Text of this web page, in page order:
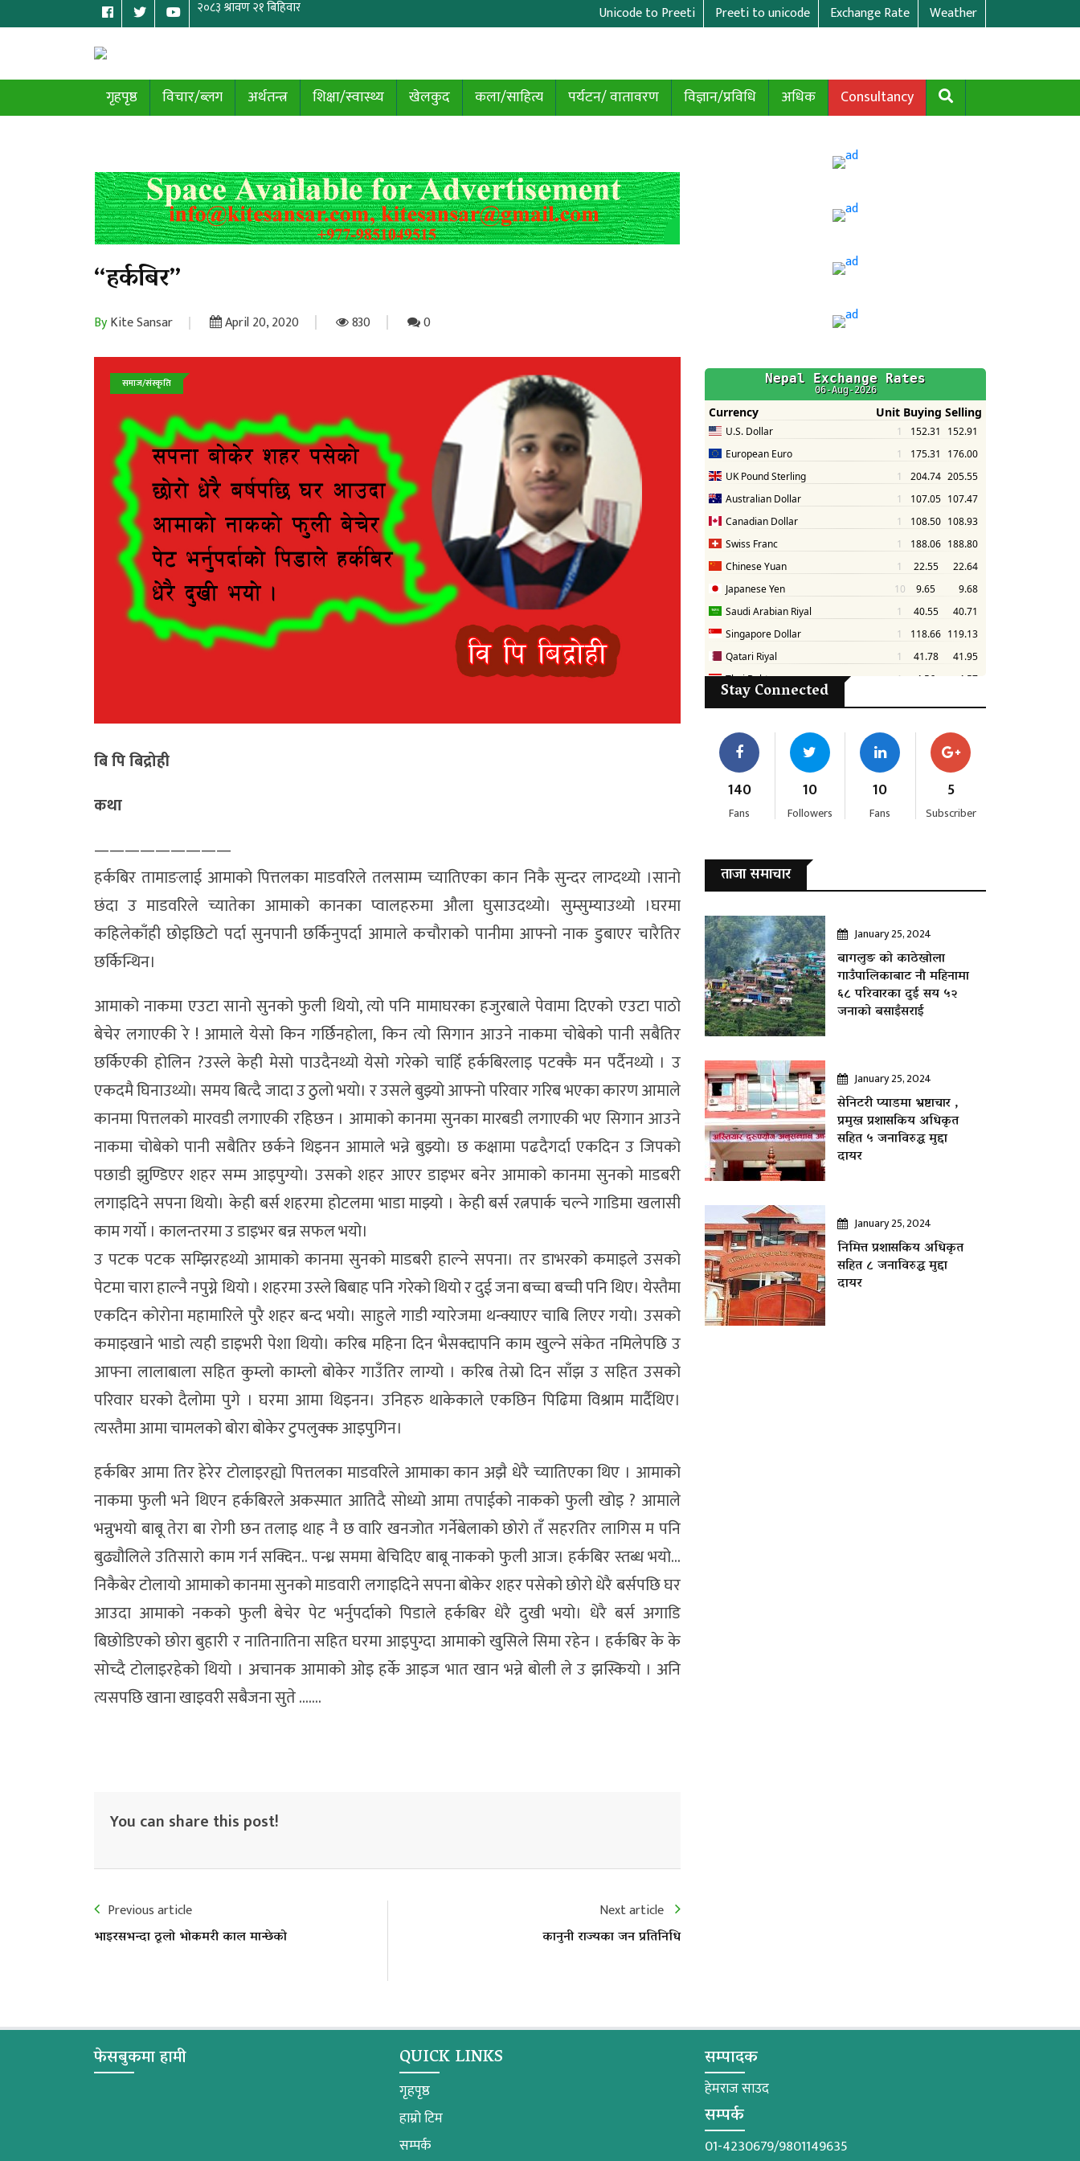
Unicode to Preeti Preeti to unicode Exchange Rate Weather
गृहपृष्ठ विचार/ब्लग अर्थतन्त्र शिक्षा/स्वास्थ्य खेलकुद कला/साहित्य पर्यटन/ वातावरण विज्ञान/प्रविधि अधिक Consultancy
“हर्कबिर”
ByKite Sansar April 20, 2020 830 0
समाज/संस्कृति
बि पि बिद्रोही
कथा
—————————
हर्कबिर तामाङलाई आमाको पित्तलका माडवरिले तलसाम्म च्यातिएका कान निकै सुन्दर लाग्दथ्यो ।सानो
छंदा उ माडवरिले च्यातेका आमाको कानका प्वालहरुमा औला घुसाउदथ्यो। सुम्सुम्याउथ्यो ।घरमा
कहिलेकाँही छोइछिटो पर्दा सुनपानी छर्किनुपर्दा आमाले कचौराको पानीमा आफ्नो नाक डुबाएर चारैतिर
छर्किन्थिन।
आमाको नाकमा एउटा सानो सुनको फुली थियो, त्यो पनि मामाघरका हजुरबाले पेवामा दिएको एउटा पाठो
बेचेर लगाएकी रे ! आमाले येसो किन गर्छिनहोला, किन त्यो सिगान आउने नाकमा चोबेको पानी सबैतिर
छर्किएकी होलिन ?उस्ले केही मेसो पाउदैनथ्यो येसो गरेको चाहिँ हर्कबिरलाइ पटक्कै मन पर्दैनथ्यो । उ
एकदमै घिनाउथ्यो। समय बित्दै जादा उ ठुलो भयो। र उसले बुझ्यो आफ्नो परिवार गरिब भएका कारण आमाले
कानमा पित्तलको मारवडी लगाएकी रहिछन । आमाको कानमा सुनका मारबडी लगाएकी भए सिगान आउने
नाकमा चोबेको पानी सबैतिर छर्कने थिइनन आमाले भन्ने बुझ्यो। छ कक्षामा पढदैगर्दा एकदिन उ जिपको
पछाडी झुण्डिएर शहर सम्म आइपुग्यो। उसको शहर आएर डाइभर बनेर आमाको कानमा सुनको माडबरी
लगाइदिने सपना थियो। केही बर्स शहरमा होटलमा भाडा माझ्यो । केही बर्स रत्नपार्क चल्ने गाडिमा खलासी
काम गर्यो । कालन्तरमा उ डाइभर बन्न सफल भयो।
उ पटक पटक सम्झिरहथ्यो आमाको कानमा सुनको माडबरी हाल्ने सपना। तर डाभरको कमाइले उसको
पेटमा चारा हाल्नै नपुग्ने थियो । शहरमा उस्ले बिबाह पनि गरेको थियो र दुई जना बच्चा बच्ची पनि थिए। येस्तैमा
एकदिन कोरोना महामारिले पुरै शहर बन्द भयो। साहुले गाडी ग्यारेजमा थन्क्याएर चाबि लिएर गयो। उसको
कमाइखाने भाडो त्यही डाइभरी पेशा थियो। करिब महिना दिन भैसक्दापनि काम खुल्ने संकेत नमिलेपछि उ
आफ्ना लालाबाला सहित कुम्लो काम्लो बोकेर गाउँतिर लाग्यो । करिब तेस्रो दिन साँझ उ सहित उसको
परिवार घरको दैलोमा पुगे । घरमा आमा थिइनन। उनिहरु थाकेकाले एकछिन पिढिमा विश्राम मार्दैथिए।
त्यस्तैमा आमा चामलको बोरा बोकेर टुपलुक्क आइपुगिन।
हर्कबिर आमा तिर हेरेर टोलाइरह्यो पित्तलका माडवरिले आमाका कान अझै धेरै च्यातिएका थिए । आमाको
नाकमा फुली भने थिएन हर्कबिरले अकस्मात आतिदै सोध्यो आमा तपाईको नाकको फुली खोइ ? आमाले
भन्नुभयो बाबू तेरा बा रोगी छन तलाइ थाह नै छ वारि खनजोत गर्नेबेलाको छोरो तँ सहरतिर लागिस म पनि
बुढ्यौलिले उतिसारो काम गर्न सक्दिन.. पन्ध्र सममा बेचिदिए बाबू नाकको फुली आज। हर्कबिर स्तब्ध भयो…
निकैबेर टोलायो आमाको कानमा सुनको माडवारी लगाइदिने सपना बोकेर शहर पसेको छोरो धेरै बर्सपछि घर
आउदा आमाको नकको फुली बेचेर पेट भर्नुपर्दाको पिडाले हर्कबिर धेरै दुखी भयो। धेरै बर्स अगाडि
बिछोडिएको छोरा बुहारी र नातिनातिना सहित घरमा आइपुग्दा आमाको खुसिले सिमा रहेन । हर्कबिर के के
सोच्दै टोलाइरहेको थियो । अचानक आमाको ओइ हर्के आइज भात खान भन्ने बोली ले उ झस्कियो । अनि
त्यसपछि खाना खाइवरी सबैजना सुते …….
You can share this post!
Previous article
भाइरसभन्दा ठूलो भोकमरी काल मान्छेको
Next article
कानुनी राज्यका जन प्रतिनिधि
Stay Connected
140
Fans
10
Followers
10
Fans
5
Subscriber
ताजा समाचार
January 25, 2024
बागलुङ काे काठेखोला
गाउँपालिकाबाट नौ महिनामा
६८ परिवारका दुई सय ५२
जनाकाे बसाइँसराई
January 25, 2024
सेनिटरी प्याडमा भ्रष्टाचार ,
प्रमुख प्रशासकिय अधिकृत
सहित ५ जनाविरुद्ध मुद्दा
दायर
January 25, 2024
निमित्त प्रशासकिय अधिकृत
सहित ८ जनाविरुद्ध मुद्दा
दायर
फेसबुकमा हामी QUICK LINKS
गृहपृष्ठ
हाम्रो टिम
सम्पर्क
सम्पादक
हेमराज साउद
सम्पर्क
01-4230679/9801149635